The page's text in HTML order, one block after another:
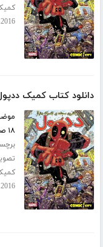
2016
دانلود کتاب کمیک ددپول 2016 - قسمت
۱۸ صفحه
2016